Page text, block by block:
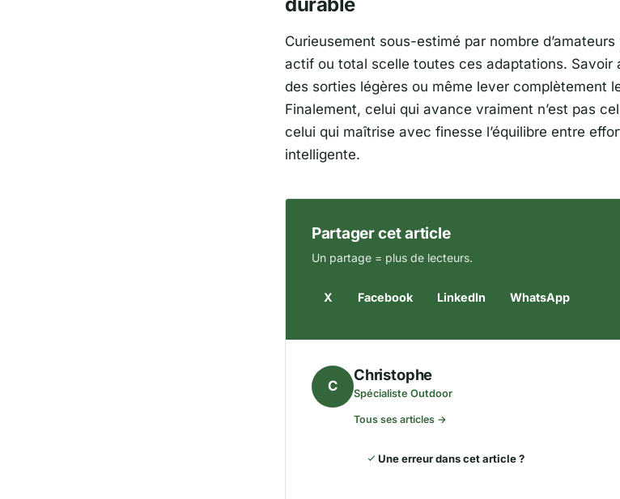
Curieusement sous-estimé par nombre
actif ou total scelle toutes ces adaptations. Savoir
des sorties légères ou même lever complètement
Finalement, celui qui avance vraiment n’est pas
celui qui maîtrise avec finesse l’équilibre entre
intelligente.
Partager cet article
Un partage = plus de lecteurs.
X Facebook LinkedIn WhatsApp
C
Christophe
Spécialiste Outdoor
Tous ses articles →
Une erreur dans cet article ?